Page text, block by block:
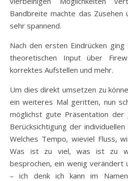
Bandbreite machte das Zusehen
sehr spannend.
Nach den ersten Eindrücken
theoretischen Input über
korrektes Aufstellen und mehr.
Um dies direkt umsetzen zu
ein weiteres Mal geritten, nun
möglichst gute Präsentation
Berücksichtigung der individuellen
Welches Tempo, wieviel Fluss,
Was ist zu viel, was ist zu
besprochen, ein wenig
– ich denk ich kann im